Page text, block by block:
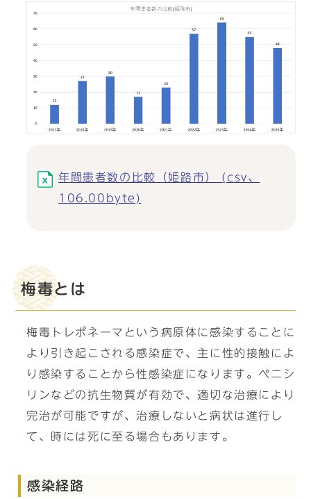
年間患者数の比較（姫路市） (csv、
106.00byte)
梅毒とは
梅毒トレポネーマという病原体に感染することに
より引き起こされる感染症で、主に性的接触によ
り感染することから性感染症になります。ペニシ
リンなどの抗生物質が有効で、適切な治療により
完治が可能ですが、治療しないと病状は進行し
て、時には死に至る場合もあります。
感染経路